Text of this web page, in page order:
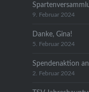
9. Februar 2024
Danke, Gina!
5. Februar 2024
Spendenaktion
2. Februar 2024